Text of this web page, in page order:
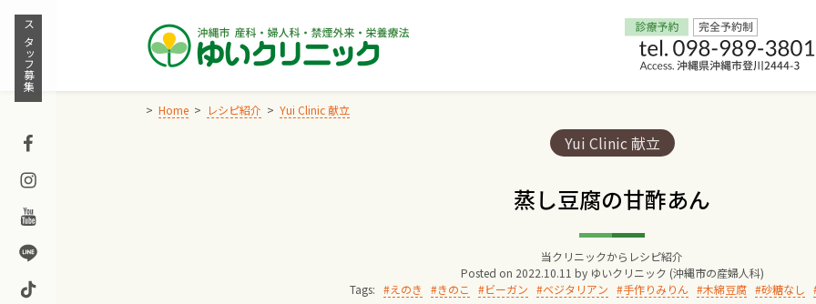
Skip
content
スタッフ募集
Facebook
Instagram
Youtube
Line
Home レシピ紹介 Yui Clinic 献立
Categories:
Yui Clinic 献立
蒸し豆腐の甘酢あん
当クリニックからレシピ紹介
Posted on 2022.10.11 by ゆいクリニック (沖縄市の産婦人科)
Tags:
えのき きのこ ビーガン ベジタリアン 手作りみりん 木綿豆腐 砂糖なし
Home
交通アクセス
院長からのごあいさつ
ゆいクリニックの経営理念